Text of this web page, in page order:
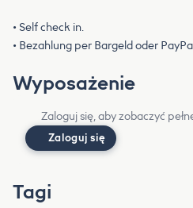
• Self check in.
• Bezahlung per Bargeld oder
Wyposażenie
Zaloguj się, aby zobaczyć
Zaloguj się
Tagi